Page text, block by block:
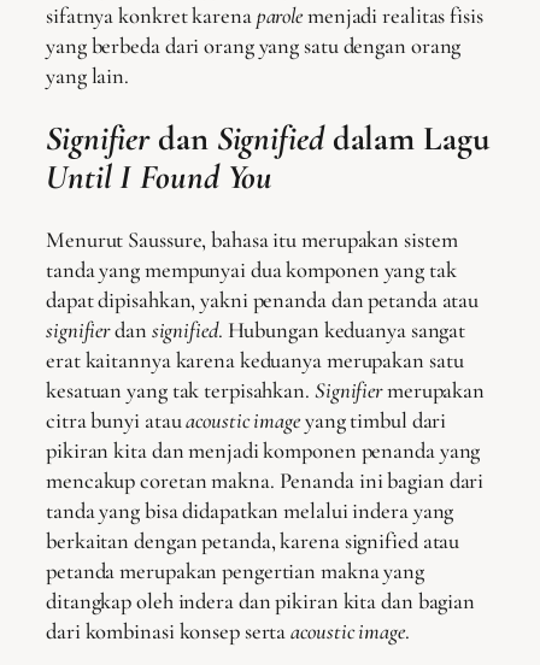
sifatnya konkret karenaparolemenjadi realitas fisis
yang berbeda dari orang yang satu dengan orang
yang lain.
Signifierdan Signified dalam Lagu
Until I Found You
Menurut Saussure, bahasa itu merupakan sistem
tanda yang mempunyai dua komponen yang tak
dapat dipisahkan, yakni penanda dan petanda atau
signifierdan signified. Hubungan keduanya sangat
erat kaitannya karena keduanya merupakan satu
kesatuan yang tak terpisahkan. Signifiermerupakan
citra bunyi atauacoustic imageyang timbul dari
pikiran kita dan menjadi komponen penanda yang
mencakup coretan makna. Penanda ini bagian dari
tanda yang bisa didapatkan melalui indera yang
berkaitan dengan petanda, karena signified atau
petanda merupakan pengertian makna yang
ditangkap oleh indera dan pikiran kita dan bagian
dari kombinasi konsep sertaacoustic image.